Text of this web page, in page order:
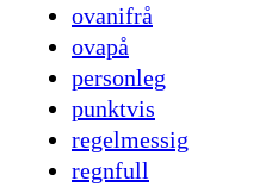
ovanifrå
ovapå
personleg
punktvis
regelmessig
regnfull